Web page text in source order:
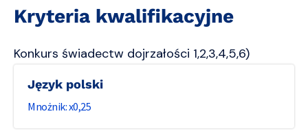
Kryteria kwalifikacyjne
Konkurs świadectw dojrzałości 1,2,3,4,5,6)
Język polski
0,25